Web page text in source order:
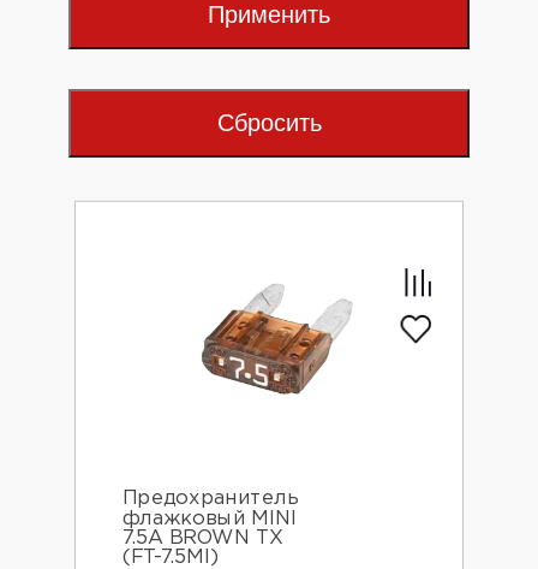
Применить
Сбросить
Предохранитель
флажковый MINI
7.5A BROWN TX
(FT-7.5MI)